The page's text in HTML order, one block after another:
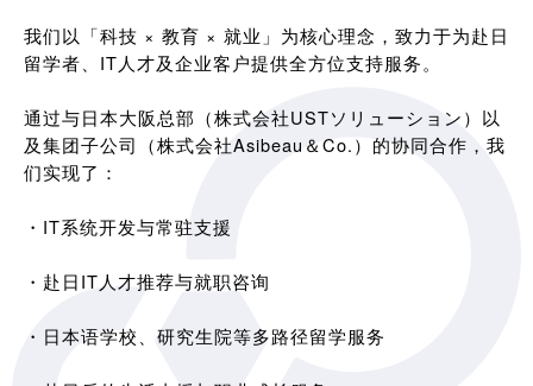
我们以「科技 × 教育 × 就业」为核心理念，致力于为赴日
留学者、IT人才及企业客户提供全方位支持服务。
通过与日本大阪总部（株式会社USTソリューション）以
及集团子公司（株式会社Asibeau＆Co.）的协同合作，我
们实现了：
・IT系统开发与常驻支援
・赴日IT人才推荐与就职咨询
・日本语学校、研究生院等多路径留学服务